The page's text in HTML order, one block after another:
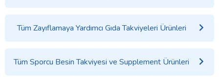
Tüm Zayıflamaya Yardımcı Gıda Takviyeleri Ürünleri
Tüm Sporcu Besin Takviyesi ve Supplement Ürünleri